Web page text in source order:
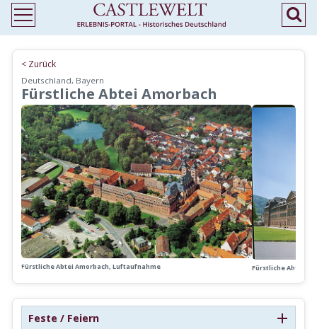
< Zurück
Deutschland, Bayern
Fürstliche Abtei Amorbach
Fürstliche Abtei Amorbach, Luftaufnahme Fürstliche Abtei
Feste / Feiern